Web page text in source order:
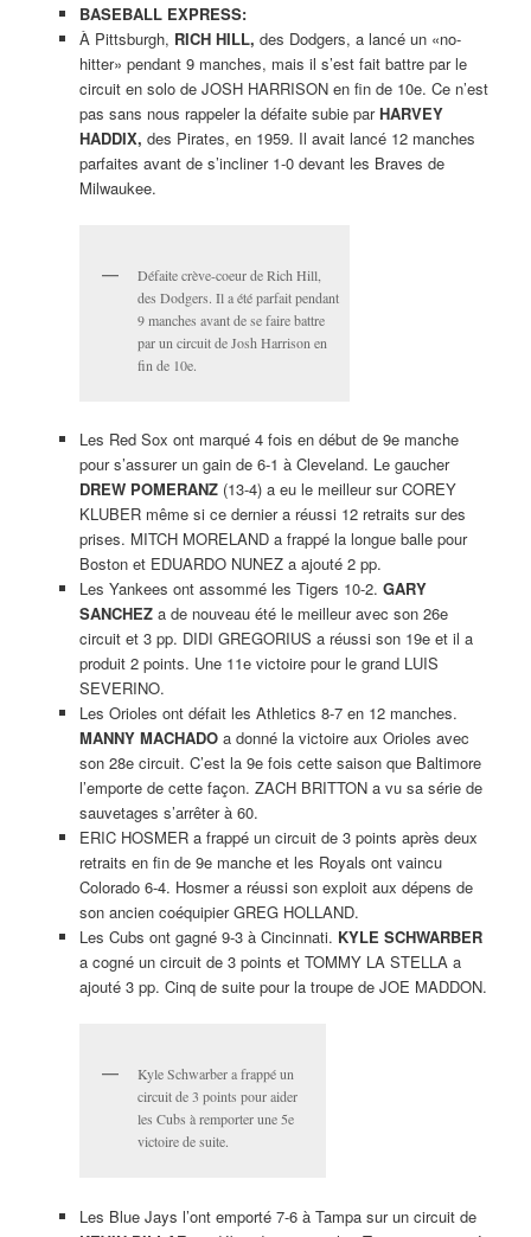
BASEBALL EXPRESS:
À Pittsburgh, RICH HILL, des Dodgers, a lancé un «no-
hitter» pendant 9 manches, mais il s’est fait battre par le
circuit en solo de JOSH HARRISON en fin de 10e. Ce n’est
pas sans nous rappeler la défaite subie parHARVEY
HADDIX, des Pirates, en 1959. Il avait lancé 12 manches
parfaites avant de s’incliner 1-0 devant les Braves de
Milwaukee.
Défaite crève-coeur de Rich Hill,
des Dodgers. Il a été parfait pendant
9 manches avant de se faire battre
par un circuit de Josh Harrison en
fin de 10e.
Les Red Sox ont marqué 4 fois en début de 9e manche
pour s’assurer un gain de 6-1 à Cleveland. Le gaucher
DREW POMERANZ(13-4) a eu le meilleur sur COREY
KLUBER même si ce dernier a réussi 12 retraits sur des
prises. MITCH MORELAND a frappé la longue balle pour
Boston et EDUARDO NUNEZ a ajouté 2 pp.
Les Yankees ont assommé les Tigers 10-2. GARY
SANCHEZa de nouveau été le meilleur avec son 26e
circuit et 3 pp. DIDI GREGORIUS a réussi son 19e et il a
produit 2 points. Une 11e victoire pour le grand LUIS
SEVERINO.
Les Orioles ont défait les Athletics 8-7 en 12 manches.
MANNY MACHADOa donné la victoire aux Orioles avec
son 28e circuit. C’est la 9e fois cette saison que Baltimore
l’emporte de cette façon. ZACH BRITTON a vu sa série de
sauvetages s’arrêter à 60.
ERIC HOSMER a frappé un circuit de 3 points après deux
retraits en fin de 9e manche et les Royals ont vaincu
Colorado 6-4. Hosmer a réussi son exploit aux dépens de
son ancien coéquipier GREG HOLLAND.
Les Cubs ont gagné 9-3 à Cincinnati. KYLE SCHWARBER
a cogné un circuit de 3 points et TOMMY LA STELLA a
ajouté 3 pp. Cinq de suite pour la troupe de JOE MADDON.
Kyle Schwarber a frappé un
circuit de 3 points pour aider
les Cubs à remporter une 5e
victoire de suite.
Les Blue Jays l’ont emporté 7-6 à Tampa sur un circuit de